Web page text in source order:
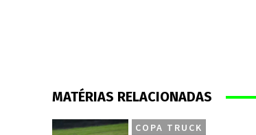
MATÉRIAS RELACIONADAS
COPA TRUCK